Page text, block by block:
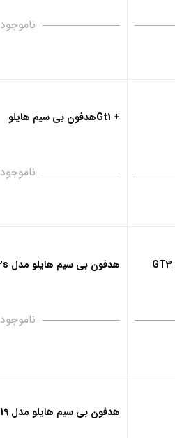
ناموجود
+ Gt1هدفون بی سیم هایلو
ناموجود
هدفون بی‌ سیم هایلو مدل GT2s
ناموجود
هدفون بی‌ سیم هایلو مدل T19